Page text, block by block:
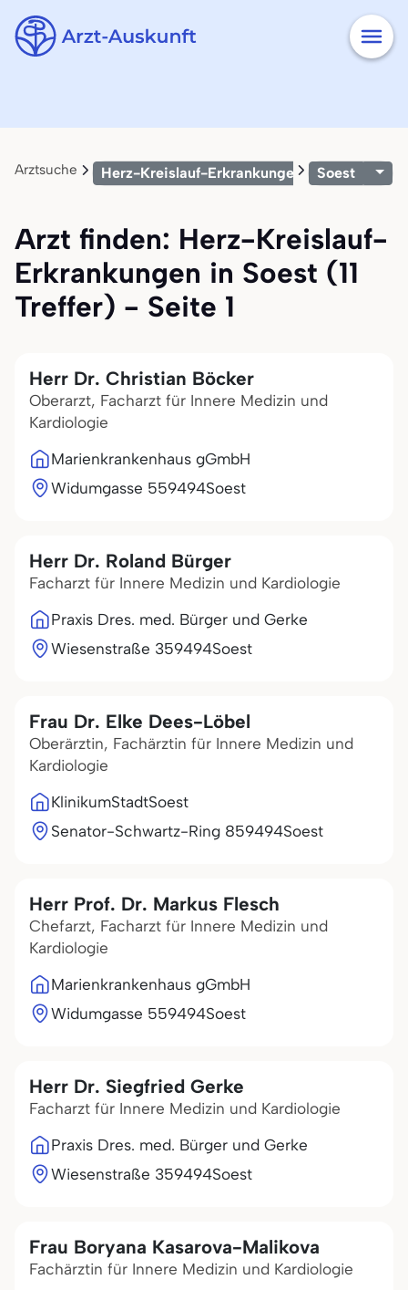
Arztsuche Herz-Kreislauf-Erkrankungen Soest
Arzt finden: Herz-Kreislauf-
Erkrankungen in Soest (11
Treffer) - Seite 1
Herr Dr. Christian Böcker
Oberarzt, Facharzt für Innere Medizin und
Kardiologie
Marienkrankenhaus gGmbH
Widumgasse 559494Soest
Herr Dr. Roland Bürger
Facharzt für Innere Medizin und Kardiologie
Praxis Dres. med. Bürger und Gerke
Wiesenstraße 359494Soest
Frau Dr. Elke Dees-Löbel
Oberärztin, Fachärztin für Innere Medizin und
Kardiologie
KlinikumStadtSoest
Senator-Schwartz-Ring 859494Soest
Herr Prof. Dr. Markus Flesch
Chefarzt, Facharzt für Innere Medizin und
Kardiologie
Marienkrankenhaus gGmbH
Widumgasse 559494Soest
Herr Dr. Siegfried Gerke
Facharzt für Innere Medizin und Kardiologie
Praxis Dres. med. Bürger und Gerke
Wiesenstraße 359494Soest
Frau Boryana Kasarova-Malikova
Fachärztin für Innere Medizin und Kardiologie